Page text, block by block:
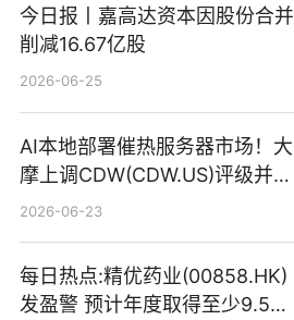
今日报丨嘉高达资本因股份合并
削减16.67亿股
2026-06-25
AI本地部署催热服务器市场！大
摩上调CDW(CDW.US)评级并看
高IBM(IBM.US)戴尔(DELL.US)
2026-06-23
每日热点:精优药业(00858.HK)
发盈警 预计年度取得至少9.5亿